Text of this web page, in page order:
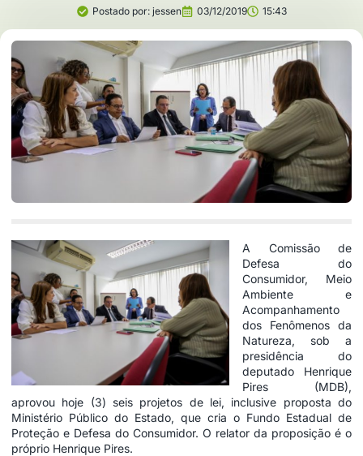
Postado por:jessen 03/12/2019 15:43
A Comissão de
Defesa do
Consumidor, Meio
Ambiente e
Acompanhamento
dos Fenômenos da
Natureza, sob a
presidência do
deputado Henrique
Pires (MDB),
aprovou hoje (3) seis projetos de lei, inclusive proposta do
Ministério Público do Estado, que cria o Fundo Estadual de
Proteção e Defesa do Consumidor. O relator da proposição é o
próprio Henrique Pires.